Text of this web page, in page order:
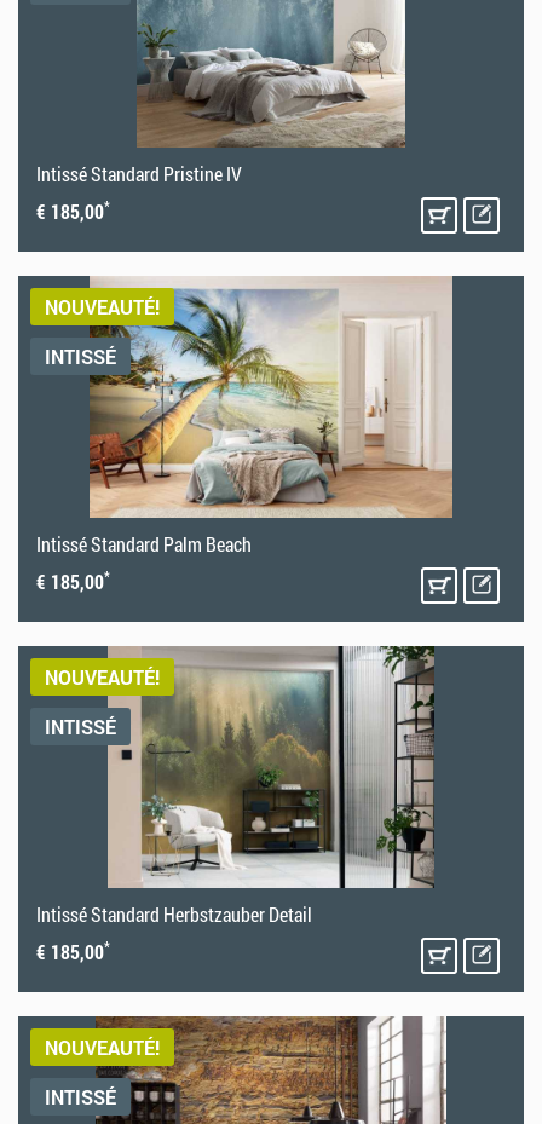
Intissé Standard Pristine IV
€ 185,00*
NOUVEAUTÉ!
INTISSÉ
Intissé Standard Palm Beach
€ 185,00*
NOUVEAUTÉ!
INTISSÉ
Intissé Standard Herbstzauber Detail
€ 185,00*
NOUVEAUTÉ!
INTISSÉ